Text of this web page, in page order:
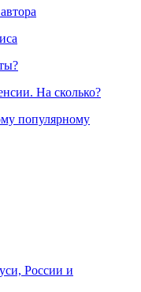
На сколько?
популярному
России и